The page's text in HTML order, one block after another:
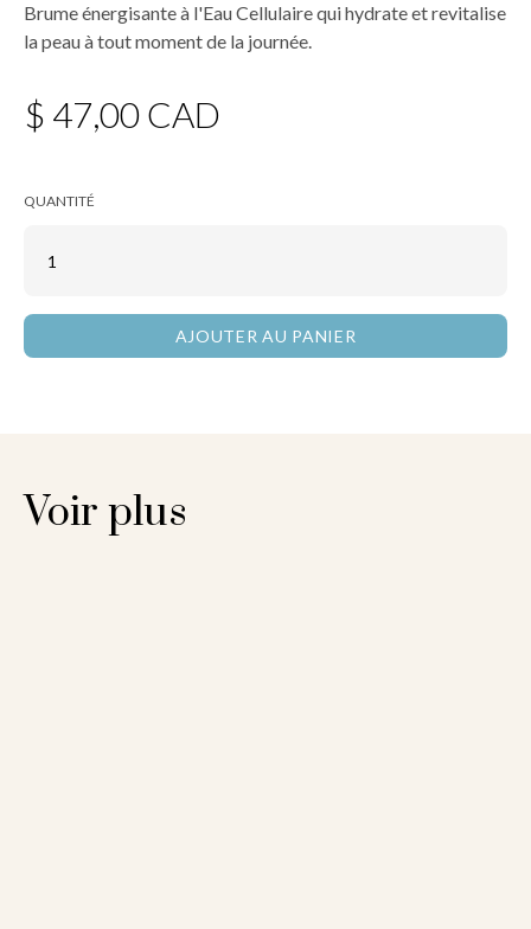
Brume énergisante à l'Eau Cellulaire qui hydrate et revitalise
la peau à tout moment de la journée.
$ 47,00 CAD
QUANTITÉ
Voir plus